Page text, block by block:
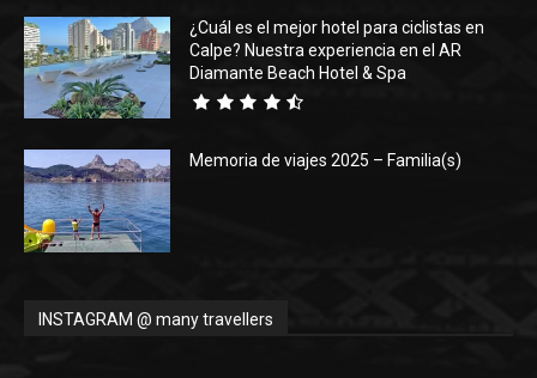
¿Cuál es el mejor hotel para ciclistas en
Calpe? Nuestra experiencia en el AR
Diamante Beach Hotel & Spa
Memoria de viajes 2025 – Familia(s)
INSTAGRAM @ many travellers